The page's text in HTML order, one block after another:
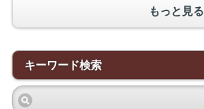
もっと見る
キーワード検索